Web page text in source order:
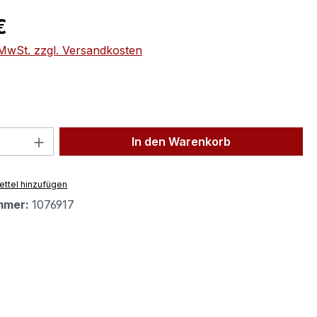
zzgl. Versandkosten
Anzahl: Gib den gewünschten Wert
In den Warenkorb
hinzufügen
1076917